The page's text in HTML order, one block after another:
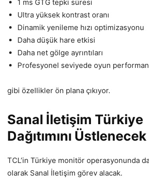
1 ms GTG tepki süresi
Ultra yüksek kontrast oranı
Dinamik yenileme hızı optimizasyonu
Daha düşük hare etkisi
Daha net gölge ayrıntıları
Profesyonel seviyede oyun
gibi özellikler ön plana çıkıyor.
Sanal İletişim Türkiye
Dağıtımını Üstlenecek
TCL’in Türkiye monitör operasyonunda
olarak Sanal İletişim görev alacak.